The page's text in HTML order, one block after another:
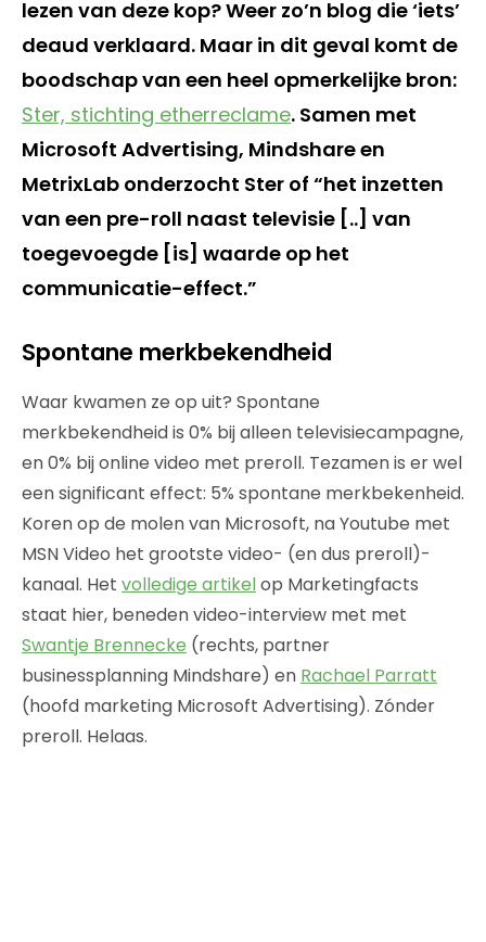
lezen van deze kop? Weer zo’n blog die ‘iets’
deaud verklaard. Maar in dit geval komt de
boodschap van een heel opmerkelijke bron:
Ster, stichting etherreclame. Samen met
Microsoft Advertising, Mindshare en
MetrixLab onderzocht Ster of “het inzetten
van een pre-roll naast televisie [..] van
toegevoegde [is] waarde op het
communicatie-effect.”
Spontane merkbekendheid
Waar kwamen ze op uit? Spontane
merkbekendheid is 0% bij alleen televisiecampagne,
en 0% bij online video met preroll. Tezamen is er wel
een significant effect: 5% spontane merkbekenheid.
Koren op de molen van Microsoft, na Youtube met
MSN Video het grootste video- (en dus preroll)-
kanaal. Het volledige artikelop Marketingfacts
staat hier, beneden video-interview met met
Swantje Brennecke (rechts, partner
businessplanning Mindshare) en Rachael Parratt
(hoofd marketing Microsoft Advertising). Zónder
preroll. Helaas.